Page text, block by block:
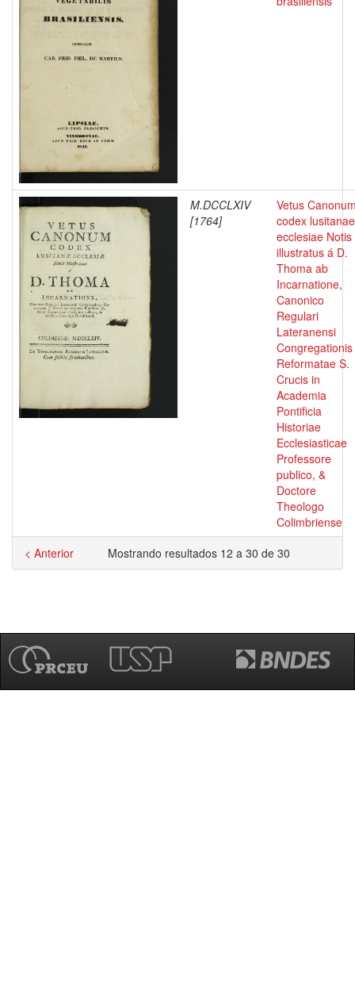
M.DCCLXIV
[1764]
Vetus
codex lusitanae
ecclesiae Notis
illustratus á D.
Thoma ab
Incarnatione,
Canonico
Regulari
Lateranensi
Congregationis
Reformatae S.
Crucis in
Academia
Pontificia
Historiae
Ecclesiasticae
Professore
publico, &
Doctore
Theologo
Colimbriense
Mostrando resultados 12 a 30 de 30
< Anterior